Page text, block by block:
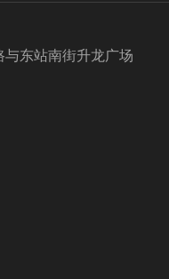
东站南街升龙广场